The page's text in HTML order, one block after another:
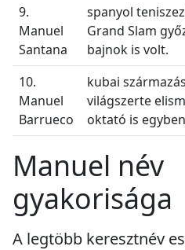
9.
Manuel
Santana
spanyol
Grand Slam
bajnok is volt.
10.
Manuel
Barrueco
kubai
világszerte
oktató is
Manuel név
gyakorisága
A legtöbb keresztnév